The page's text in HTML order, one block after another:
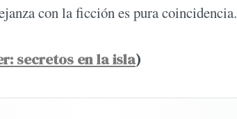
con la ficción es pura coincidencia.
secretos en la isla)